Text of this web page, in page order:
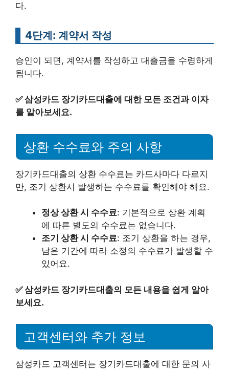
다.
4단계: 계약서 작성
승인이 되면, 계약서를 작성하고 대출금을 수령하게
됩니다.
✅삼성카드 장기카드대출에 대한 모든 조건과 이자
를 알아보세요.
상환 수수료와 주의 사항
장기카드대출의 상환 수수료는 카드사마다 다르지
만, 조기 상환시 발생하는 수수료를 확인해야 해요.
정상 상환 시 수수료: 기본적으로 상환 계획
에 따른 별도의 수수료는 없습니다.
조기 상환 시 수수료: 조기 상환을 하는 경우,
남은 기간에 따라 소정의 수수료가 발생할 수
있어요.
✅삼성카드 장기카드대출의 모든 내용을 쉽게 알아
보세요.
고객센터와 추가 정보
삼성카드 고객센터는 장기카드대출에 대한 문의 사